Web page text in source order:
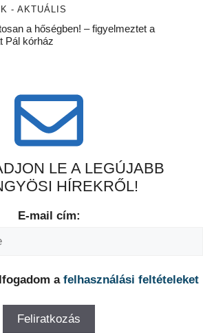
- AKTUÁLIS
a hőségben! – figyelmeztet a
Pál kórház
LE A LEGÚJABB
HÍREKRŐL!
E-mail cím:
a felhasználási feltételeket